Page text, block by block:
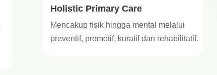
Holistic Primary Care
Mencakup fisik hingga mental melalui
preventif, promotif, kuratif dan rehabilitatif.